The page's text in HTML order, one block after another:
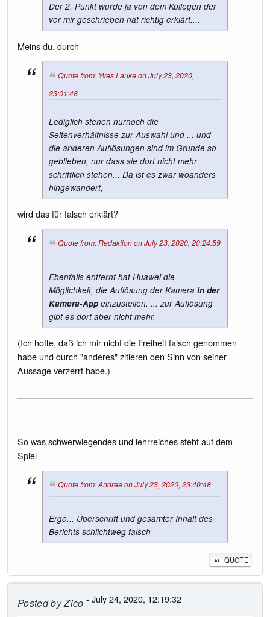
Der 2. Punkt wurde ja von dem Kollegen der
vor mir geschrieben hat richtig erklärt....
Meins du, durch
Quote from: Yves Lauke on July 23, 2020,
23:01:48
Lediglich stehen nurnoch die
Seitenverhältnisse zur Auswahl und ... und
die anderen Auflösungen sind im Grunde so
geblieben, nur dass sie dort nicht mehr
schriftlich stehen... Da ist es zwar woanders
hingewandert,
wird das für falsch erklärt?
Quote from: Redaktion on July 23, 2020, 20:24:59
Ebenfalls entfernt hat Huawei die
Möglichkeit, die Auflösung der Kamera in der
Kamera-App einzustellen. ... zur Auflösung
gibt es dort aber nicht mehr.
(Ich hoffe, daß ich mir nicht die Freiheit falsch genommen
habe und durch "anderes" zitieren den Sinn von seiner
Aussage verzerrt habe.)
So was schwerwiegendes und lehrreiches steht auf dem
Spiel
Quote from: Andree on July 23, 2020, 23:40:48
Ergo... Überschrift und gesamter Inhalt des
Berichts schlichtweg falsch
QUOTE
Posted byZico - July 24, 2020, 12:19:32